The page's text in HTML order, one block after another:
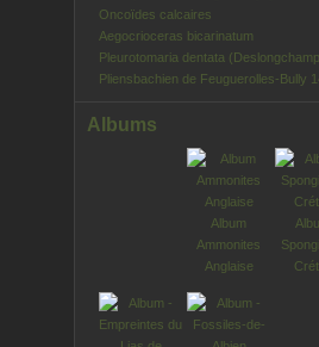
Oncoïdes calcaires
Aegocrioceras bicarinatum
Pleurotomaria dentata
Pliensbachien de Feuguerolles-Bully
Albums
Album
Ammonites
Anglaise